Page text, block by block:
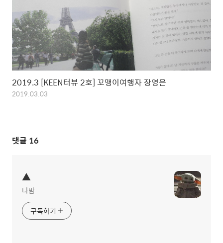
2019.3 [KEEN터뷰 2호] 꼬맹이여행자 장영은
2019.03.03
댓글 16
▲
나밤
구독하기